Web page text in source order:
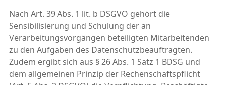
Nach Art. 39 Abs. 1 lit. b DSGVO gehört die
Sensibilisierung und Schulung der an
Verarbeitungsvorgängen beteiligten Mitarbeitenden
zu den Aufgaben des Datenschutzbeauftragten.
Zudem ergibt sich aus § 26 Abs. 1 Satz 1 BDSG und
dem allgemeinen Prinzip der Rechenschaftspflicht